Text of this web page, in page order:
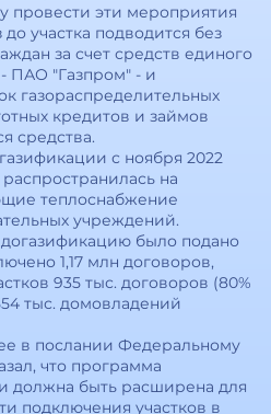
провести эти мероприятия
до участка подводится без
за счет средств единого
ПАО "Газпром" - и
газораспределительных
кредитов и займов
средства.
с ноября 2022
на
теплоснабжение
учреждений.
догазификацию было подано
1,17 млн договоров,
935 тыс. договоров (80%
тыс. домовладений
в послании Федеральному
что программа
должна быть расширена для
подключения участков в